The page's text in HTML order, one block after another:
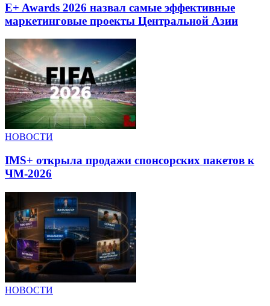
E+ Awards 2026 назвал самые эффективные
маркетинговые проекты Центральной Азии
НОВОСТИ
IMS+ открыла продажи спонсорских пакетов к
ЧМ-2026
НОВОСТИ